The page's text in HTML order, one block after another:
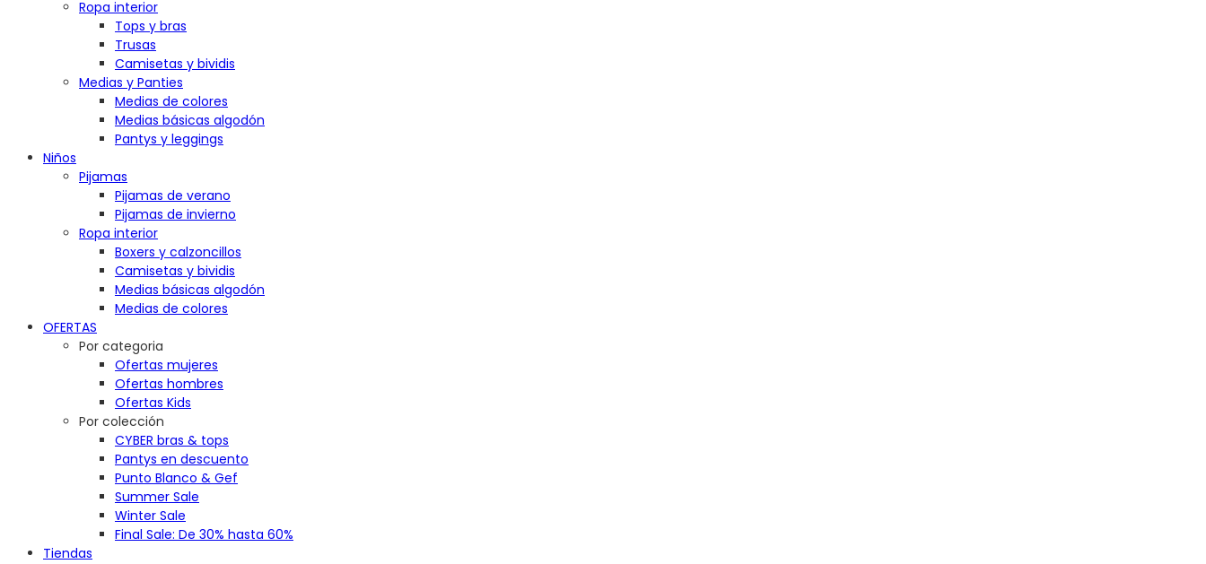
Ropa interior
Tops y bras
Trusas
Camisetas y bividis
Medias y Panties
Medias de colores
Medias básicas algodón
Pantys y leggings
Niños
Pijamas
Pijamas de verano
Pijamas de invierno
Ropa interior
Boxers y calzoncillos
Camisetas y bividis
Medias básicas algodón
Medias de colores
OFERTAS
Por categoria
Ofertas mujeres
Ofertas hombres
Ofertas Kids
Por colección
CYBER bras & tops
Pantys en descuento
Punto Blanco & Gef
Summer Sale
Winter Sale
Final Sale: De 30% hasta 60%
Tiendas